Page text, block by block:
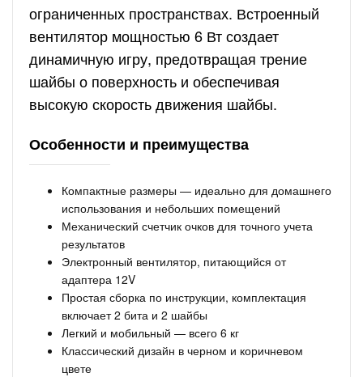
ограниченных пространствах. Встроенный
вентилятор мощностью 6 Вт создает
динамичную игру, предотвращая трение
шайбы о поверхность и обеспечивая
высокую скорость движения шайбы.
Особенности и преимущества
Компактные размеры — идеально для домашнего
использования и небольших помещений
Механический счетчик очков для точного учета
результатов
Электронный вентилятор, питающийся от
адаптера 12V
Простая сборка по инструкции, комплектация
включает 2 бита и 2 шайбы
Легкий и мобильный — всего 6 кг
Классический дизайн в черном и коричневом
цвете